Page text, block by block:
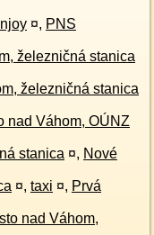
¤, PNS
železničná stanica
železničná stanica
nad Váhom, OÚNZ
stanica ¤, Nové
¤, taxi ¤, Prvá
nad Váhom,